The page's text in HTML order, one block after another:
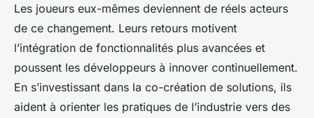
Les joueurs eux-mêmes deviennent de réels acteurs
de ce changement. Leurs retours motivent
l’intégration de fonctionnalités plus avancées et
poussent les développeurs à innover continuellement.
En s’investissant dans la co-création de solutions, ils
aident à orienter les pratiques de l’industrie vers des